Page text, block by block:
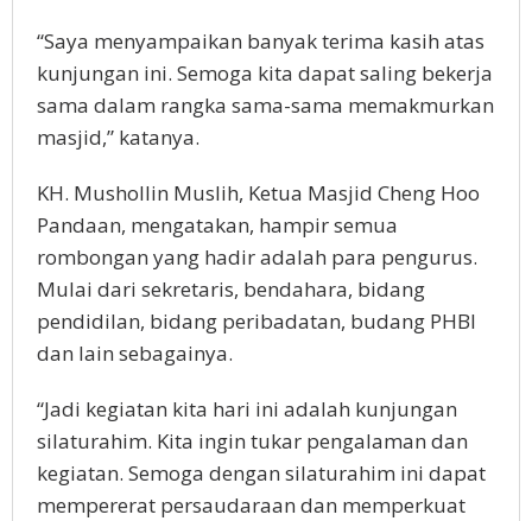
“Saya menyampaikan banyak terima kasih atas
kunjungan ini. Semoga kita dapat saling bekerja
sama dalam rangka sama-sama memakmurkan
masjid,” katanya.
KH. Mushollin Muslih, Ketua Masjid Cheng Hoo
Pandaan, mengatakan, hampir semua
rombongan yang hadir adalah para pengurus.
Mulai dari sekretaris, bendahara, bidang
pendidilan, bidang peribadatan, budang PHBI
dan lain sebagainya.
“Jadi kegiatan kita hari ini adalah kunjungan
silaturahim. Kita ingin tukar pengalaman dan
kegiatan. Semoga dengan silaturahim ini dapat
mempererat persaudaraan dan memperkuat